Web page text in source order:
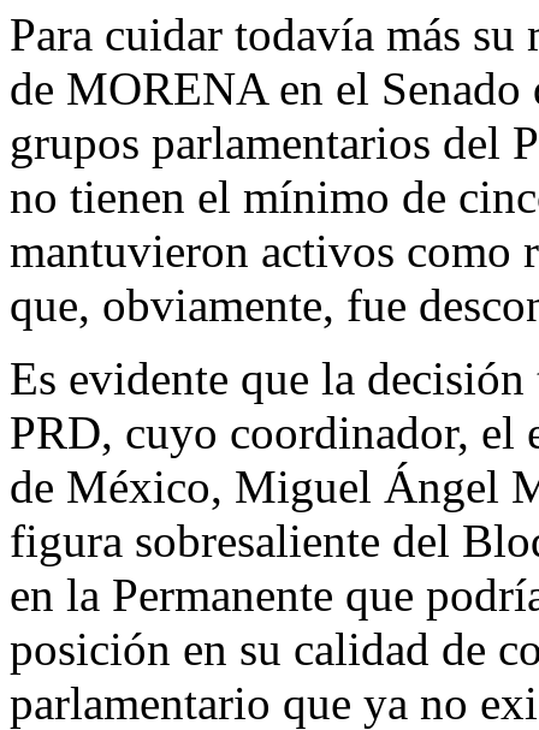
Para cuidar todavía más
de MORENA en el
grupos parlamentarios del
no tienen el mínimo de
mantuvieron activos como
que, obviamente, fue
Es evidente que la
PRD, cuyo coordinador, el
de México, Miguel Ángel
figura sobresaliente del
en la Permanente que
posición en su calidad de
parlamentario que ya no